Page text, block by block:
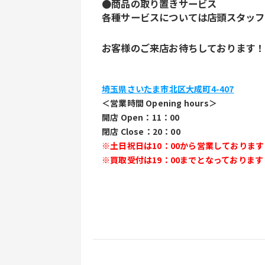
●商品の取り置きサービス
各種サービスについては店頭スタッ
お客様のご来店お待ちしております！
埼玉県さいたま市北区大成町4-407
＜営業時間 Opening hours＞
開店 Open：11：00
閉店 Close：20：00
※土日祝日は10：00から営業しております
※買取受付は19：00までとなっております